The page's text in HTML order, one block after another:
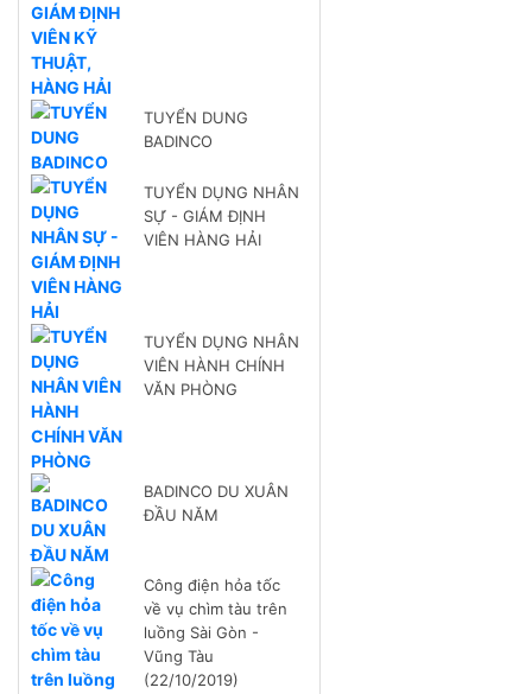
TUYỂN DUNG
BADINCO
TUYỂN DỤNG NHÂN
SỰ - GIÁM ĐỊNH
VIÊN HÀNG HẢI
TUYỂN DỤNG NHÂN
VIÊN HÀNH CHÍNH
VĂN PHÒNG
BADINCO DU XUÂN
ĐẦU NĂM
Công điện hỏa tốc
về vụ chìm tàu trên
luồng Sài Gòn -
Vũng Tàu
(22/10/2019)